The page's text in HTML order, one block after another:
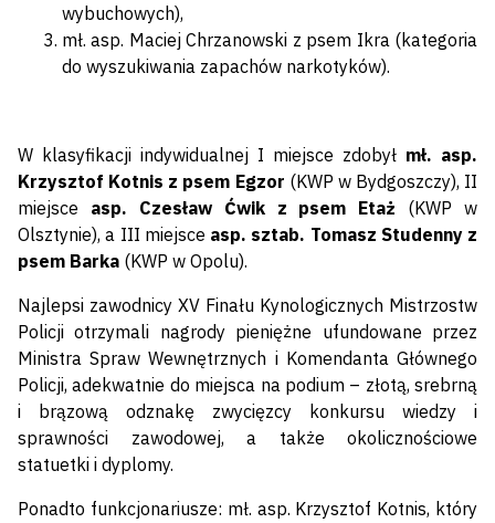
wybuchowych),
mł. asp. Maciej Chrzanowski z psem Ikra (kategoria
do wyszukiwania zapachów narkotyków).
W klasyfikacji indywidualnej I miejsce zdobył mł. asp.
Krzysztof Kotnis z psem Egzor (KWP w Bydgoszczy), II
miejsce asp. Czesław Ćwik z psem Etaż (KWP w
Olsztynie), a III miejsce asp. sztab. Tomasz Studenny z
psem Barka (KWP w Opolu).
Najlepsi zawodnicy XV Finału Kynologicznych Mistrzostw
Policji otrzymali nagrody pieniężne ufundowane przez
Ministra Spraw Wewnętrznych i Komendanta Głównego
Policji, adekwatnie do miejsca na podium – złotą, srebrną
i brązową odznakę zwycięzcy konkursu wiedzy i
sprawności zawodowej, a także okolicznościowe
statuetki i dyplomy.
Ponadto funkcjonariusze: mł. asp. Krzysztof Kotnis, który